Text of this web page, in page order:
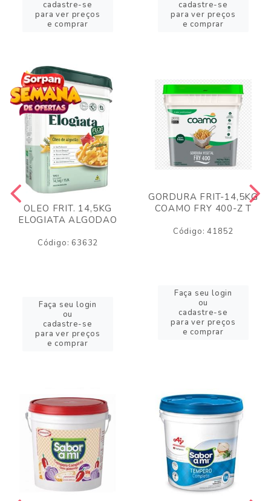
cadastre-se
para ver preços
e comprar
cadastre-se
para ver preços
e comprar
OLEO FRIT. 14,5KG
ELOGIATA ALGODAO
Código: 63632
Faça seu login
ou
cadastre-se
para ver preços
e comprar
GORDURA FRIT-14,5KG
COAMO FRY 400-Z T
Código: 41852
Faça seu login
ou
cadastre-se
para ver preços
e comprar